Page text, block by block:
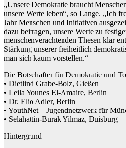
„Unsere Demokratie braucht
unsere Werte leben“, so Lange. „Ich
Jahr Menschen und Initiativen
dazu beitragen, unsere Werte zu
menschenverachtenden Thesen klar
Stärkung unserer freiheitlich
man sich kaum vorstellen.“
Die Botschafter für Demokratie und
• Dietlind Grabe-Bolz, Gießen
• Leila Younes El-Amaire, Berlin
• Dr. Elio Adler, Berlin
• YouthNet – Jugendnetzwerk für
• Selahattin-Burak Yilmaz, Duisburg
Hintergrund